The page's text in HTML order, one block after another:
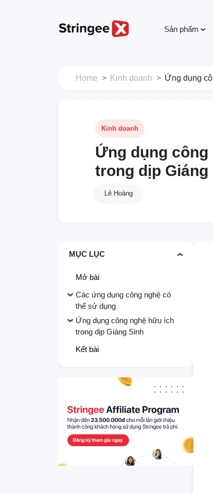
Sản phẩm
Home Kinh doanh Ứng dụng
Kinh doanh
Ứng dụng
trong dịp Giáng
Lê Hoàng
MỤC LỤC
Mở bài
Các ứng dụng công nghệ có
thể sử dụng
Ứng dụng công nghệ hữu ích
trong dịp Giáng Sinh
Kết bài